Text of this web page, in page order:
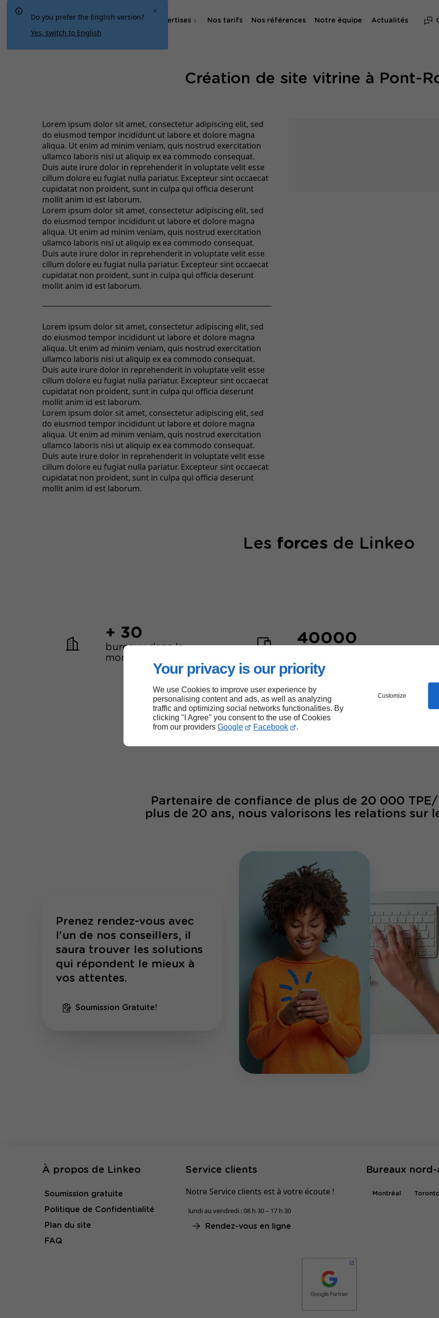
Your privacy is our priority
We use Cookies to improve user experience by
personalising content and ads, as well as analyzing
traffic and optimizing social networks functionalities. By
clicking "I Agree" you consent to the use of Cookies
from our providers Google Facebook .
Customize
Québec Nos expertises
Agence SEA & SMA
Nos tarifs Nos références Notre équipe Actualités
Création de site vitrine à Pont-
Lorem ipsum dolor sit amet, consectetur adipiscing elit, sed
do eiusmod tempor incididunt ut labore et dolore magna
aliqua. Ut enim ad minim veniam, quis nostrud exercitation
ullamco laboris nisi ut aliquip ex ea commodo consequat.
Duis aute irure dolor in reprehenderit in voluptate velit esse
cillum dolore eu fugiat nulla pariatur. Excepteur sint occaecat
cupidatat non proident, sunt in culpa qui officia deserunt
mollit anim id est laborum.
Lorem ipsum dolor sit amet, consectetur adipiscing elit, sed
do eiusmod tempor incididunt ut labore et dolore magna
aliqua. Ut enim ad minim veniam, quis nostrud exercitation
ullamco laboris nisi ut aliquip ex ea commodo consequat.
Duis aute irure dolor in reprehenderit in voluptate velit esse
cillum dolore eu fugiat nulla pariatur. Excepteur sint occaecat
cupidatat non proident, sunt in culpa qui officia deserunt
mollit anim id est laborum.
Lorem ipsum dolor sit amet, consectetur adipiscing elit, sed
do eiusmod tempor incididunt ut labore et dolore magna
aliqua. Ut enim ad minim veniam, quis nostrud exercitation
ullamco laboris nisi ut aliquip ex ea commodo consequat.
Duis aute irure dolor in reprehenderit in voluptate velit esse
cillum dolore eu fugiat nulla pariatur. Excepteur sint occaecat
cupidatat non proident, sunt in culpa qui officia deserunt
mollit anim id est laborum.
Lorem ipsum dolor sit amet, consectetur adipiscing elit, sed
do eiusmod tempor incididunt ut labore et dolore magna
aliqua. Ut enim ad minim veniam, quis nostrud exercitation
ullamco laboris nisi ut aliquip ex ea commodo consequat.
Duis aute irure dolor in reprehenderit in voluptate velit esse
cillum dolore eu fugiat nulla pariatur. Excepteur sint occaecat
cupidatat non proident, sunt in culpa qui officia deserunt
mollit anim id est laborum.
Les forces de Linkeo
+ 30
bureaux dans le
monde
40000
600
collaborateurs
Partenaire de confiance de plus de 20 000 TPE/
plus de 20 ans, nous valorisons les relations sur
Prenez rendez-vous avec
l'un de nos conseillers, il
saura trouver les solutions
qui répondent le mieux à
vos attentes.
Soumission Gratuite!
À propos de Linkeo
Soumission gratuite
Politique de Confidentialité
Plan du site
FAQ
Service clients
Notre Service clients est à votre écoute !
lundi au vendredi : 08 h 30 – 17 h 30
Rendez-vous en ligne
Bureaux
Montréal Toronto
Do you prefer the English version?
Yes, switch to English